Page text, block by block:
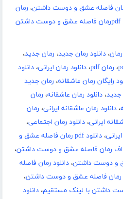
فاصله عشق و دوست داشتن، رمان
pdfرمان فاصله عشق و دوست داشتن
، دانلود رمان جدید، رمان جدید،
، رمان pdf ، دانلود رمان ایرانی، دانلود
رایگان رمان عاشقانه، رمان جدید
جدید، دانلود رمان عاشقانه، رمان
، دانلود رمان عاشقانه ایرانی، رمان
ایرانی، دانلود رمان اجتماعی،
،
دانلود pdf رمان فاصله عشق و
اف رمان فاصله عشق و دوست داشتن،
و دوست داشتن، دانلود رمان فاصله
رمان فاصله عشق و دوست داشتن،
داشتن با لینک مستقیم، دانلود